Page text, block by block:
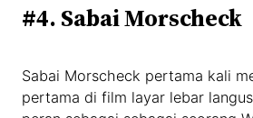
#4. Sabai Morscheck
Sabai Morscheck pertama kali
pertama di film layar lebar